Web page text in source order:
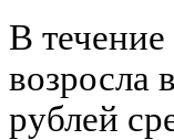
В течение
возросла
рублей